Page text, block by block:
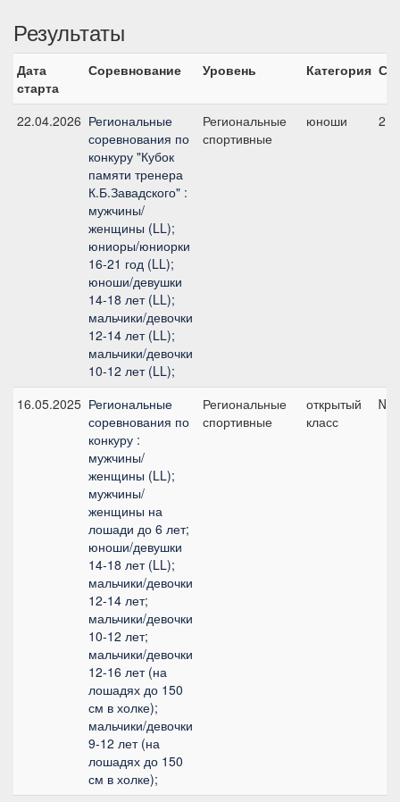
Результаты
Дата
старта
Соревнование Уровень Категория
22.04.2026 Региональные
соревнования по
конкуру "Кубок
памяти тренера
К.Б.Завадского" :
мужчины/
женщины (LL);
юниоры/юниорки
16-21 год (LL);
юноши/девушки
14-18 лет (LL);
мальчики/девочки
12-14 лет (LL);
мальчики/девочки
10-12 лет (LL);
Региональные
спортивные
юноши 2,
16.05.2025 Региональные
соревнования по
конкуру :
мужчины/
женщины (LL);
мужчины/
женщины на
лошади до 6 лет;
юноши/девушки
14-18 лет (LL);
мальчики/девочки
12-14 лет;
мальчики/девочки
10-12 лет;
мальчики/девочки
12-16 лет (на
лошадях до 150
см в холке);
мальчики/девочки
9-12 лет (на
лошадях до 150
см в холке);
Региональные
спортивные
открытый
класс